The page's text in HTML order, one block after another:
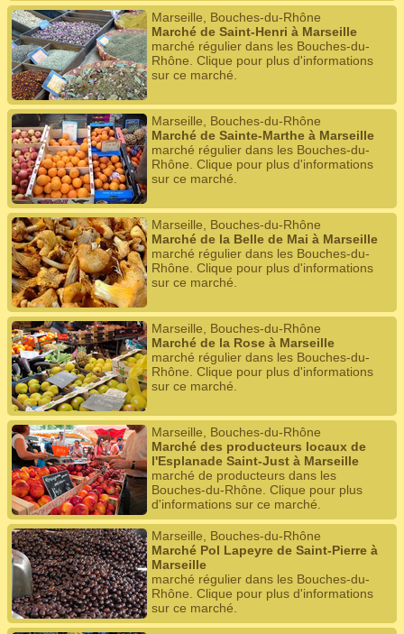
Marseille, Bouches-du-Rhône
Marché de Saint-Henri à Marseille
marché régulier dans les Bouches-du-
Rhône. Clique pour plus d'informations
sur ce marché.
Marseille, Bouches-du-Rhône
Marché de Sainte-Marthe à Marseille
marché régulier dans les Bouches-du-
Rhône. Clique pour plus d'informations
sur ce marché.
Marseille, Bouches-du-Rhône
Marché de la Belle de Mai à Marseille
marché régulier dans les Bouches-du-
Rhône. Clique pour plus d'informations
sur ce marché.
Marseille, Bouches-du-Rhône
Marché de la Rose à Marseille
marché régulier dans les Bouches-du-
Rhône. Clique pour plus d'informations
sur ce marché.
Marseille, Bouches-du-Rhône
Marché des producteurs locaux de
l'Esplanade Saint-Just à Marseille
marché de producteurs dans les
Bouches-du-Rhône. Clique pour plus
d'informations sur ce marché.
Marseille, Bouches-du-Rhône
Marché Pol Lapeyre de Saint-Pierre à
Marseille
marché régulier dans les Bouches-du-
Rhône. Clique pour plus d'informations
sur ce marché.